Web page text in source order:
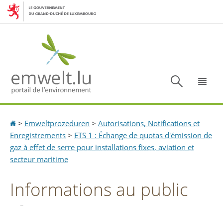
Aller
Aller
Accueil
> Emweltprozeduren > Autorisations, Notifications et
Enregistrements > ETS 1 : Échange de quotas d'émission de
gaz à effet de serre pour installations fixes, aviation et
secteur maritime
Informations au public